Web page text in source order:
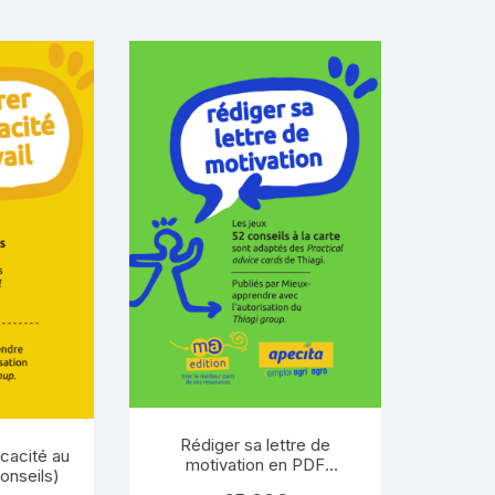
au
Rédiger sa lettre de
motivation en PDF